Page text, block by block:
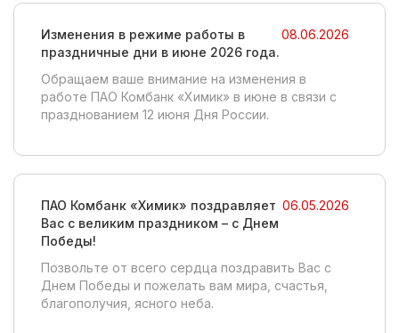
Изменения в режиме работы в
праздничные дни в июне 2026 года.
08.06.2026
Обращаем ваше внимание на изменения в
работе ПАО Комбанк «Химик» в июне в связи с
празднованием 12 июня Дня России.
ПАО Комбанк «Химик» поздравляет
Вас с великим праздником – с Днем
Победы!
06.05.2026
Позвольте от всего сердца поздравить Вас с
Днем Победы и пожелать вам мира, счастья,
благополучия, ясного неба.